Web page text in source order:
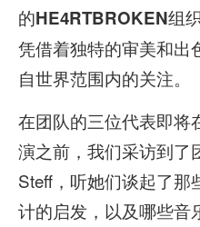
的HE4RTBROKEN组
凭借着独特的审美和出
自世界范围内的关注。
在团队的三位代表即将
演之前，我们采访到了
Steff，听她们谈起了那
计的启发，以及哪些音